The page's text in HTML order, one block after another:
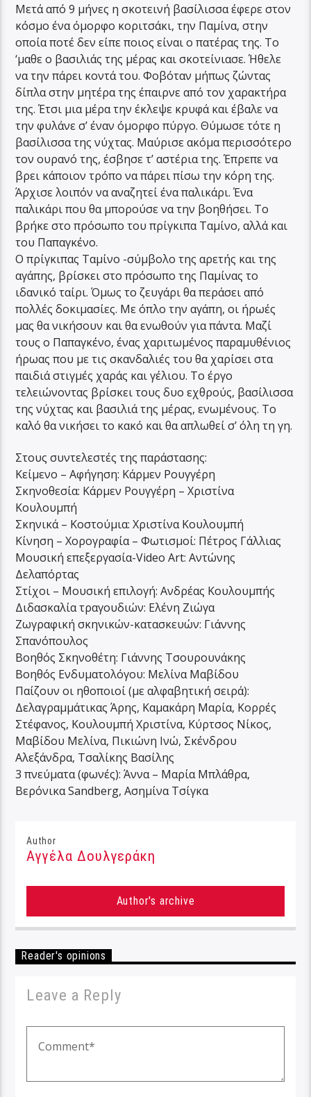
Μετά από 9 μήνες η σκοτεινή βασίλισσα έφερε στον
κόσμο ένα όμορφο κοριτσάκι, την Παμίνα, στην
οποία ποτέ δεν είπε ποιος είναι ο πατέρας της. Το
‘μαθε ο βασιλιάς της μέρας και σκοτείνιασε. Ήθελε
να την πάρει κοντά του. Φοβόταν μήπως ζώντας
δίπλα στην μητέρα της έπαιρνε από τον χαρακτήρα
της. Έτσι μια μέρα την έκλεψε κρυφά και έβαλε να
την φυλάνε σ’ έναν όμορφο πύργο. Θύμωσε τότε η
βασίλισσα της νύχτας. Μαύρισε ακόμα περισσότερο
τον ουρανό της, έσβησε τ’ αστέρια της. Έπρεπε να
βρει κάποιον τρόπο να πάρει πίσω την κόρη της.
Άρχισε λοιπόν να αναζητεί ένα παλικάρι. Ένα
παλικάρι που θα μπορούσε να την βοηθήσει. Το
βρήκε στο πρόσωπο του πρίγκιπα Ταμίνο, αλλά και
του Παπαγκένο.
Ο πρίγκιπας Ταμίνο -σύμβολο της αρετής και της
αγάπης, βρίσκει στο πρόσωπο της Παμίνας το
ιδανικό ταίρι. Όμως το ζευγάρι θα περάσει από
πολλές δοκιμασίες. Με όπλο την αγάπη, οι ήρωές
μας θα νικήσουν και θα ενωθούν για πάντα. Μαζί
τους ο Παπαγκένο, ένας χαριτωμένος παραμυθένιος
ήρωας που με τις σκανδαλιές του θα χαρίσει στα
παιδιά στιγμές χαράς και γέλιου. Το έργο
τελειώνοντας βρίσκει τους δυο εχθρούς, βασίλισσα
της νύχτας και βασιλιά της μέρας, ενωμένους. Το
καλό θα νικήσει το κακό και θα απλωθεί σ’ όλη τη γη.
Στους συντελεστές της παράστασης:
Κείμενο – Αφήγηση: Κάρμεν Ρουγγέρη
Σκηνοθεσία: Κάρμεν Ρουγγέρη – Χριστίνα
Κουλουμπή
Σκηνικά – Κοστούμια: Χριστίνα Κουλουμπή
Κίνηση – Χορογραφία – Φωτισμοί: Πέτρος Γάλλιας
Μουσική επεξεργασία-Video Art: Αντώνης
Δελαπόρτας
Στίχοι – Μουσική επιλογή: Ανδρέας Κουλουμπής
Διδασκαλία τραγουδιών: Ελένη Ζιώγα
Ζωγραφική σκηνικών-κατασκευών: Γιάννης
Σπανόπουλος
Βοηθός Σκηνοθέτη: Γιάννης Τσουρουνάκης
Βοηθός Ενδυματολόγου: Μελίνα Μαβίδου
Παίζουν οι ηθοποιοί (με αλφαβητική σειρά):
Δελαγραμμάτικας Άρης, Καμακάρη Μαρία, Κορρές
Στέφανος, Κουλουμπή Χριστίνα, Κύρτσος Νίκος,
Μαβίδου Μελίνα, Πικιώνη Ινώ, Σκένδρου
Αλεξάνδρα, Τσαλίκης Βασίλης
3 πνεύματα (φωνές): Άννα – Μαρία Μπλάθρα,
Βερόνικα Sandberg, Ασημίνα Τσίγκα
Author
Αγγέλα Δουλγεράκη
Author's archive
Reader's opinions
Leave a Reply